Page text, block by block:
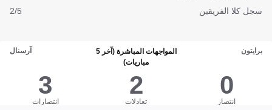
سجل كلا الفريقين
2/5
برايتون
المواجهات المباشرة (آخر 5
مباريات)
آرسنال
0
انتصار
2
تعادلات
3
انتصارات